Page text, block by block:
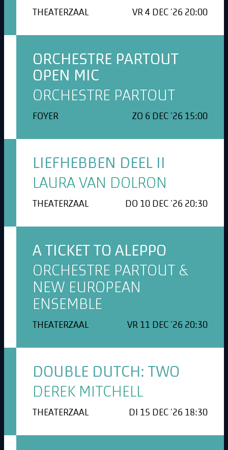
THEATERZAAL VR 4 DEC '26 20:00
ORCHESTRE PARTOUT
OPEN MIC
ORCHESTRE PARTOUT
FOYER ZO 6 DEC '26 15:00
LIEFHEBBEN DEEL II
LAURA VAN DOLRON
THEATERZAAL DO 10 DEC '26 20:30
A TICKET TO ALEPPO
ORCHESTRE PARTOUT &
NEW EUROPEAN
ENSEMBLE
THEATERZAAL VR 11 DEC '26 20:30
DOUBLE DUTCH: TWO
DEREK MITCHELL
THEATERZAAL DI 15 DEC '26 18:30